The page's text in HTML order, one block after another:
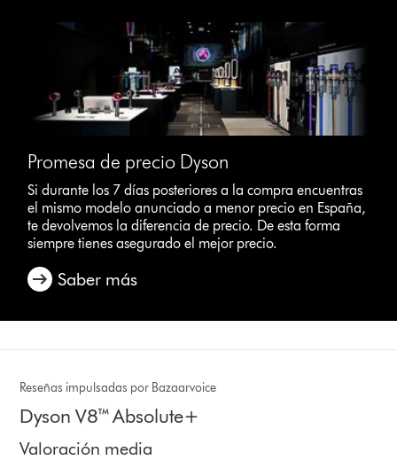
Promesa de precio Dyson
Si durante los 7 días posteriores a la compra encuentras
el mismo modelo anunciado a menor precio en España,
te devolvemos la diferencia de precio. De esta forma
siempre tienes asegurado el mejor precio.
Saber más
Reseñas impulsadas por Bazaarvoice
Dyson V8™ Absolute+
Valoración media